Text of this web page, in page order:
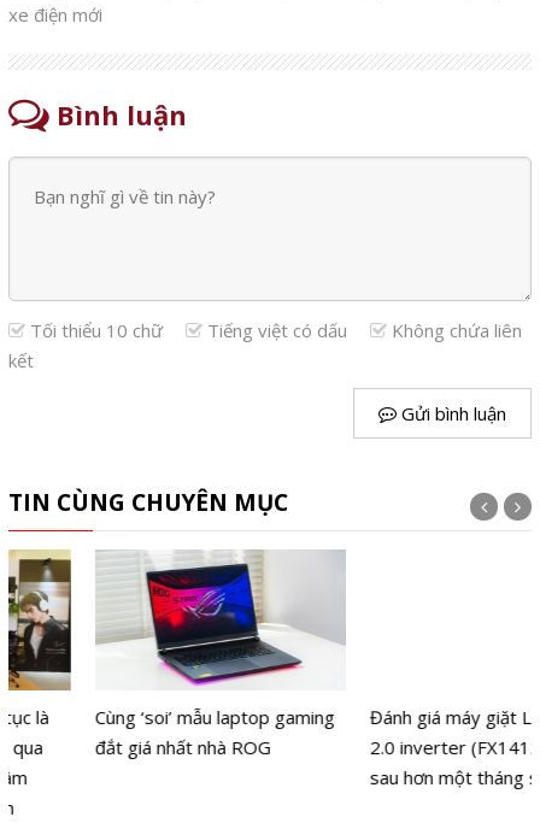
xe điện mới
Bình luận
Tối thiểu 10 chữ Tiếng việt có dấu
Không chứa liên
kết
Gửi bình luận
TIN CÙNG CHUYÊN MỤC
Cùng ‘soi’ mẫu laptop gaming
đắt giá nhất nhà ROG
Đánh giá máy giặt LG AI DD
2.0 inverter (FX1412S3KAV)
sau hơn một tháng sử dụng